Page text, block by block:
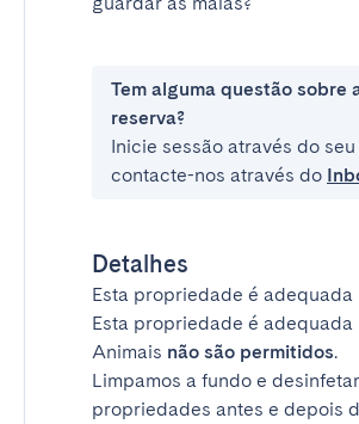
Tem alguma questão sobre
reserva?
Inicie sessão através do
contacte-nos através do
Detalhes
Esta propriedade é adequada
Esta propriedade é adequada
Animais não são permitidos.
Limpamos a fundo e
propriedades antes e depois